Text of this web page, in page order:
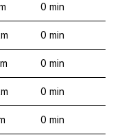
0 min
0 min
0 min
0 min
0 min